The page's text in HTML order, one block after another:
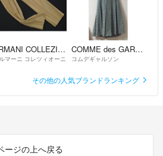
目覚めたり
ず
さらずに
連絡大丈夫です。
ARMANI COLLEZIONI
マーニ コレツィオーニ
COMME des GARCONS
コムデギャルソン
その他の人気ブランドランキング
ージの上へ戻る